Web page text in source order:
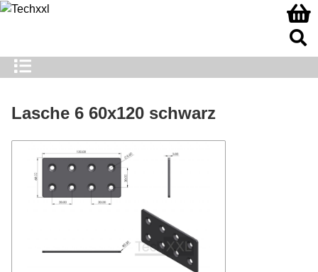
Lasche 6 60x120 schwarz